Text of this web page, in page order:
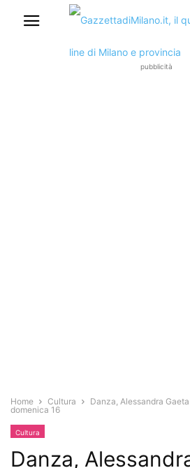
pubblicità
Home Cultura
Danza, Alessandra
domenica 16
Cultura
Danza,